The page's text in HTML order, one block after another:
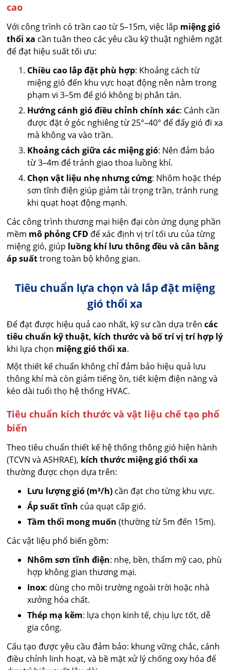
cao
Với công trình có trần cao từ 5–15m, việc lắp miệng gió
thổi xa cần tuân theo các yêu cầu kỹ thuật nghiêm ngặt
để đạt hiệu suất tối ưu:
Chiều cao lắp đặt phù hợp: Khoảng cách từ
miệng gió đến khu vực hoạt động nên nằm trong
phạm vi 3–5m để gió không bị phân tán.
Hướng cánh gió điều chỉnh chính xác: Cánh cần
được đặt ở góc nghiêng từ 25°–40° để đẩy gió đi xa
mà không va vào trần.
Khoảng cách giữa các miệng gió: Nên đảm bảo
từ 3–4m để tránh giao thoa luồng khí.
Chọn vật liệu nhẹ nhưng cứng: Nhôm hoặc thép
sơn tĩnh điện giúp giảm tải trọng trần, tránh rung
khi quạt hoạt động mạnh.
Các công trình thương mại hiện đại còn ứng dụng phần
mềm mô phỏng CFD để xác định vị trí tối ưu của từng
miệng gió, giúp luồng khí lưu thông đều và cân bằng
áp suấttrong toàn bộ không gian.
Tiêu chuẩn lựa chọn và lắp đặt miệng
gió thổi xa
Để đạt được hiệu quả cao nhất, kỹ sư cần dựa trêncác
tiêu chuẩn kỹ thuật, kích thước và bố trí vị trí hợp lý
khi lựa chọn miệng gió thổi xa.
Một thiết kế chuẩn không chỉ đảm bảo hiệu quả lưu
thông khí mà còn giảm tiếng ồn, tiết kiệm điện năng và
kéo dài tuổi thọ hệ thống HVAC.
Tiêu chuẩn kích thước và vật liệu chế tạo phổ
biến
Theo tiêu chuẩn thiết kế hệ thống thông gió hiện hành
(TCVN và ASHRAE), kích thước miệng gió thổi xa
thường được chọn dựa trên:
Lưu lượng gió (m³/h) cần đạt cho từng khu vực.
Áp suất tĩnh của quạt cấp gió.
Tầm thổi mong muốn (thường từ 5m đến 15m).
Các vật liệu phổ biến gồm:
Nhôm sơn tĩnh điện: nhẹ, bền, thẩm mỹ cao, phù
hợp không gian thương mại.
Inox: dùng cho môi trường ngoài trời hoặc nhà
xưởng hóa chất.
Thép mạ kẽm: lựa chọn kinh tế, chịu lực tốt, dễ
gia công.
Cấu tạo được yêu cầu đảm bảo: khung vững chắc, cánh
điều chỉnh linh hoạt, và bề mặt xử lý chống oxy hóa để